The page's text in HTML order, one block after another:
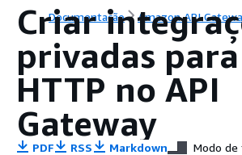
Documentação Amazon API
Criar
privadas
HTTP no API
Gateway
PDF RSS Markdown Modo de